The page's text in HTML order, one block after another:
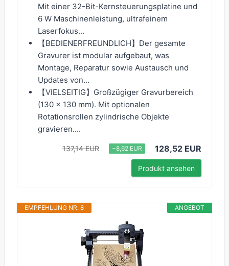
Mit einer 32-Bit-Kernsteuerungsplatine und
6 W Maschinenleistung, ultrafeinem
Laserfokus...
【BEDIENERFREUNDLICH】Der gesamte
Gravurer ist modular aufgebaut, was
Montage, Reparatur sowie Austausch und
Updates von...
【VIELSEITIG】Großzügiger Gravurbereich
(130 x 130 mm). Mit optionalen
Rotationsrollen zylindrische Objekte
gravieren....
137,14 EUR −8,62 EUR 128,52 EUR
Produkt ansehen
ANGEBOT
EMPFEHLUNG NR. 8